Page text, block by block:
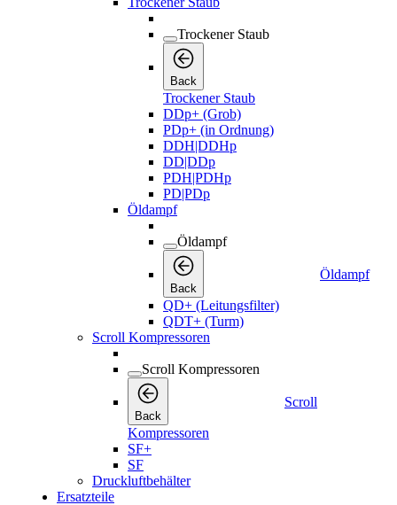
Trockener Staub
Back
Trockener Staub
DDp+ (Grob)
PDp+ (in Ordnung)
DDH|DDHp
DD|DDp
PDH|PDHp
PD|PDp
Öldampf
Öldampf
Back
Öldampf
QD+ (Leitungsfilter)
QDT+ (Turm)
Scroll Kompressoren
Scroll Kompressoren
Back
Scroll
Kompressoren
SF+
SF
Druckluftbehälter
Ersatzteile